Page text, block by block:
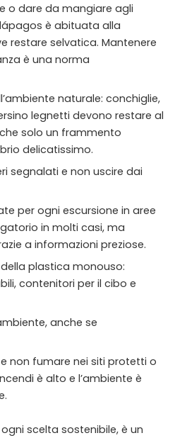
o dare da mangiare agli
è abituata alla
restare selvatica. Mantenere
è una norma
naturale: conchiglie,
legnetti devono restare al
solo un frammento
delicatissimo.
segnalati e non uscire dai
per ogni escursione in aree
in molti casi, ma
a informazioni preziose.
della plastica monouso:
contenitori per il cibo e
anche se
non fumare nei siti protetti o
è alto e l’ambiente è
scelta sostenibile, è un